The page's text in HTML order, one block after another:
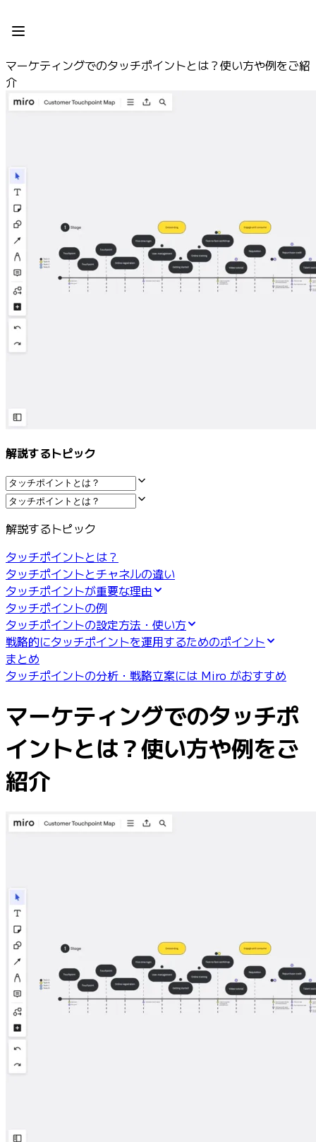
インテリジェント キャンバス
フロー
Engage
MCP サーバー
ブループリント
インテグレーション
セキュリティー
Enterprise Guard
テーブル
スライド
活用事例
AI プレイブックを見る
Miroverse をチェック
全般
ダイアグラム
ワークショップ
ブレインストーミング
マインドマップ
コンセプトマップ
フローチャート
特定用途
ロードマップ策定
プロセスマップ作成
技術設計・ドキュメント
プロトタイプとワイヤーフレーム
Planning & Delivery
業界別
デジタル
専門サービス
製造
マーケティングでのタッチポイントとは？使い方や例をご紹
介
解説するトピック
解説するトピック
タッチポイントとは？
タッチポイントとチャネルの違い
タッチポイントが重要な理由
タッチポイントの例
タッチポイントの設定方法・使い方
戦略的にタッチポイントを運用するためのポイント
まとめ
タッチポイントの分析・戦略立案には Miro がおすすめ
マーケティングでのタッチポ
イントとは？使い方や例をご
紹介